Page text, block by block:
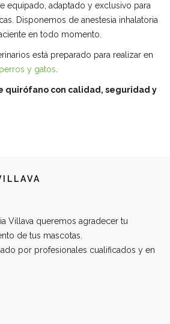
equipado, adaptado y exclusivo para
Disponemos de anestesia inhalatoria
en todo momento.
está preparado para realizar en
y gatos
quirófano con calidad, seguridad y
Villava queremos agradecer tu
de tus mascotas.
por profesionales cualificados y en